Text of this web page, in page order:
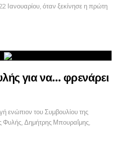
Ιανουαρίου, όταν ξεκίνησε η πρώτη
για να… φρενάρει
ενώπιον του Συμβουλίου της
Φυλής, Δημήτρης Μπουραΐμης,